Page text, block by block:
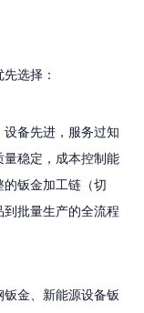
选择：
备先进，服务过知
稳定，成本控制能
钣金加工链（切
批量生产的全流程
金、新能源设备钣